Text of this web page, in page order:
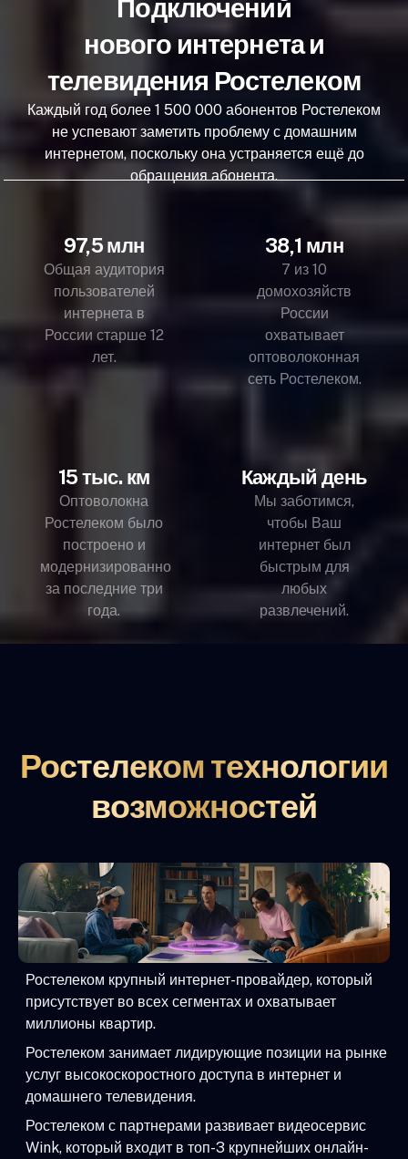
Подключений
нового интернета и
телевидения Ростелеком
Каждый год более 1 500 000 абонентов Ростелеком
не успевают заметить проблему с домашним
интернетом, поскольку она устраняется ещё до
обращения абонента.
97,5 млн
Общая аудитория
пользователей
интернета в
России старше 12
лет.
38,1 млн
7 из 10
домохозяйств
России
охватывает
оптоволоконная
сеть Ростелеком.
15 тыс. км
Оптоволокна
Ростелеком было
построено и
модернизированно
за последние три
года.
Каждый день
Мы заботимся,
чтобы Ваш
интернет был
быстрым для
любых
развлечений.
Ростелеком технологии
возможностей
Ростелеком крупный интернет-провайдер, который
присутствует во всех сегментах и охватывает
миллионы квартир.
Ростелеком занимает лидирующие позиции на рынке
услуг высокоскоростного доступа в интернет и
домашнего телевидения.
Ростелеком с партнерами развивает видеосервис
Wink, который входит в топ-3 крупнейших онлайн-